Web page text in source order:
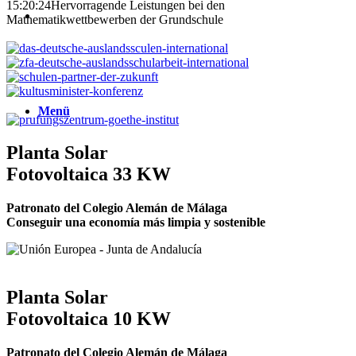
Suche
Menü
15:20:24Hervorragende Leistungen bei den
Mathematikwettbewerben der Grundschule
Planta Solar
Fotovoltaica 33 KW
Patronato del Colegio Alemán de Málaga
Conseguir una economía más limpia y sostenible
Planta Solar
Fotovoltaica 10 KW
Patronato del Colegio Alemán de Málaga